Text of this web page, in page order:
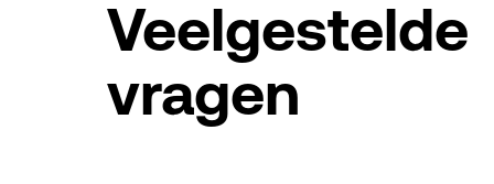
Veelgestelde
vragen